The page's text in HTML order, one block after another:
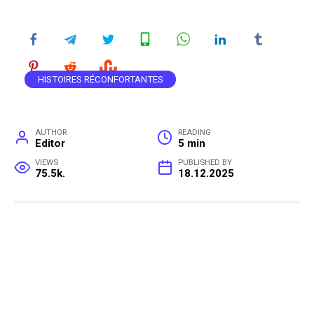
HISTOIRES RÉCONFORTANTES
AUTHOR
Editor
READING
5 min
VIEWS
75.5k.
PUBLISHED BY
18.12.2025